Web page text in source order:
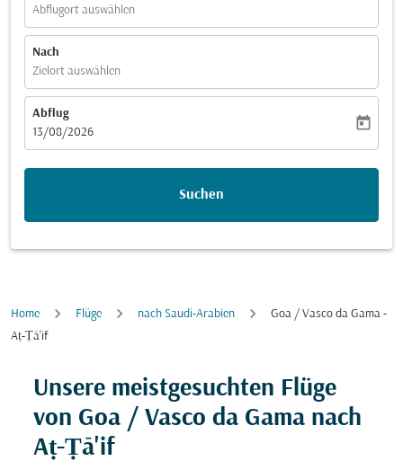
Abflugort auswählen
Nach
Zielort auswählen
Abflug
fc-booking-departure-date-aria-label
13/08/2026
today
Suchen
Home Flüge nach Saudi-Arabien
Goa / Vasco da Gama -
Aṭ-Ṭā'if
Unsere meistgesuchten Flüge
von Goa / Vasco da Gama nach
Aṭ-Ṭā'if
Versuchen Sie, Ihre Route (Ursprung und/oder Ziel)